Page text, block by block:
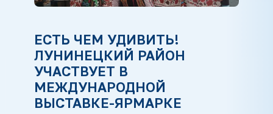
ЕСТЬ ЧЕМ УДИВИТЬ!
ЛУНИНЕЦКИЙ РАЙОН
УЧАСТВУЕТ В
МЕЖДУНАРОДНОЙ
ВЫСТАВКЕ-ЯРМАРКЕ